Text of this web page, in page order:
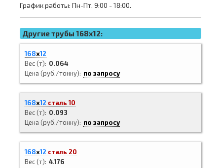
График работы: Пн-Пт, 9:00 - 18:00.
Другие трубы 168x12:
168х12
Вес (т)
0.064
Цена (руб./тонну)
по запросу
168х12 сталь 10
Вес (т)
0.093
Цена (руб./тонну)
по запросу
168х12 сталь 20
Вес (т) 4.176